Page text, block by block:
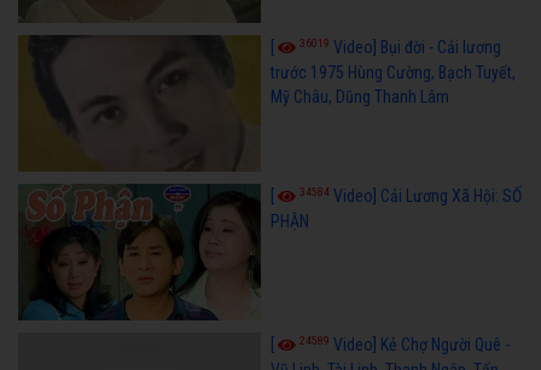
36019 Video] Bụi đời - Cải lương
trước 1975 Hùng Cường, Bạch Tuyết,
Mỹ Châu, Dũng Thanh Lâm
34584 Video] Cải Lương Xã Hội: SỐ
PHẬN
24589 Video] Kẻ Chợ Người Quê -